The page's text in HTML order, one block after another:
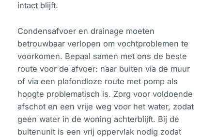
intact blijft.
Condensafvoer en drainage moeten
betrouwbaar verlopen om vochtproblemen te
voorkomen. Bepaal samen met ons de beste
route voor de afvoer: naar buiten via de muur
of via een plafondloze route met pomp als
hoogte problematisch is. Zorg voor voldoende
afschot en een vrije weg voor het water, zodat
geen water in de woning achterblijft. Bij de
buitenunit is een vrij oppervlak nodig zodat